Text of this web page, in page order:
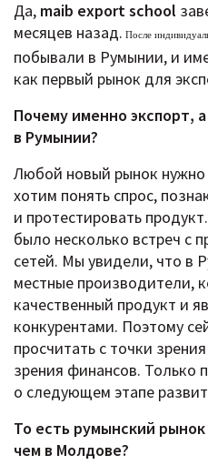
Да, maib export school
месяцев назад. После
побывали в Румынии, и
как первый рынок для
Почему именно экспорт,
в Румынии?
Любой новый рынок нужно
хотим понять спрос,
и протестировать
было несколько встреч с
сетей. Мы увидели, что в
местные производители,
качественный продукт и
конкурентами. Поэтому
просчитать с точки
зрения финансов. Только
о следующем этапе
То есть румынский
чем в Молдове?